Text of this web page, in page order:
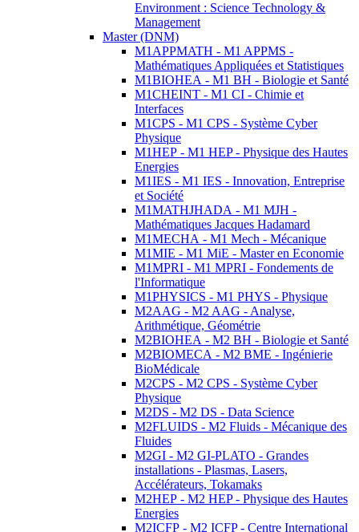
Environment : Science Technology &
Management
Master (DNM)
M1APPMATH - M1 APPMS -
Mathématiques Appliquées et Statistiques
M1BIOHEA - M1 BH - Biologie et Santé
M1CHEINT - M1 CI - Chimie et
Interfaces
M1CPS - M1 CPS - Système Cyber
Physique
M1HEP - M1 HEP - Physique des Hautes
Energies
M1IES - M1 IES - Innovation, Entreprise
et Société
M1MATHJHADA - M1 MJH -
Mathématiques Jacques Hadamard
M1MECHA - M1 Mech - Mécanique
M1MIE - M1 MiE - Master en Economie
M1MPRI - M1 MPRI - Fondements de
l'Informatique
M1PHYSICS - M1 PHYS - Physique
M2AAG - M2 AAG - Analyse,
Arithmétique, Géométrie
M2BIOHEA - M2 BH - Biologie et Santé
M2BIOMECA - M2 BME - Ingénierie
BioMédicale
M2CPS - M2 CPS - Système Cyber
Physique
M2DS - M2 DS - Data Science
M2FLUIDS - M2 Fluids - Mécanique des
Fluides
M2GI - M2 GI-PLATO - Grandes
installations - Plasmas, Lasers,
Accélérateurs, Tokamaks
M2HEP - M2 HEP - Physique des Hautes
Energies
M2ICFP - M2 ICFP - Centre International